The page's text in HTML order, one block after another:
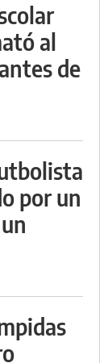
al
de
por un